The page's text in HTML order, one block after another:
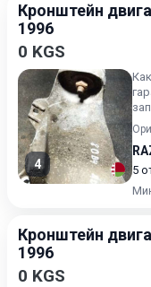
Кронштейн
1996
0 KGS
4
5
Кронштейн
1996
0 KGS